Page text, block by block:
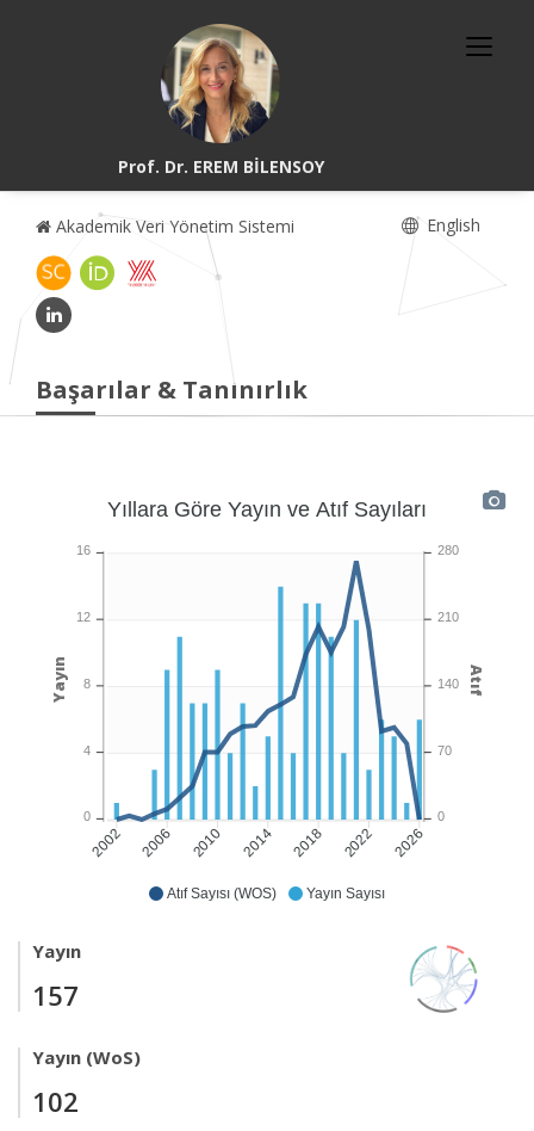
Prof. Dr. EREM BİLENSOY
Akademik Veri Yönetim Sistemi English
Başarılar & Tanınırlık
Atıf Sayısı (WOS) Yayın Sayısı
2002 2006 2010 2014 2018 2022 2026
Yıllara Göre Yayın ve Atıf Sayıları
280
210
140
70
0
Atıf
16
12
8
4
0
Yayın
Yayın
157
Yayın (WoS)
102